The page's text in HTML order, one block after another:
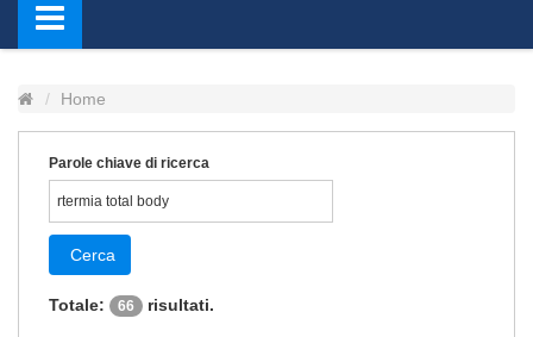
Home
Parole chiave di ricerca
Cerca
Totale: 66 risultati.